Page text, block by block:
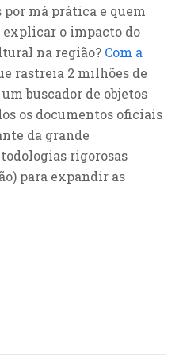
má prática e quem
explicar o impacto do
na região? Com a
rastreia 2 milhões de
buscador de objetos
os documentos oficiais
da grande
rigorosas
para expandir as